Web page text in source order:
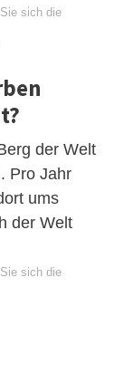
sich die
der Welt
Pro Jahr
ums
der Welt
sich die